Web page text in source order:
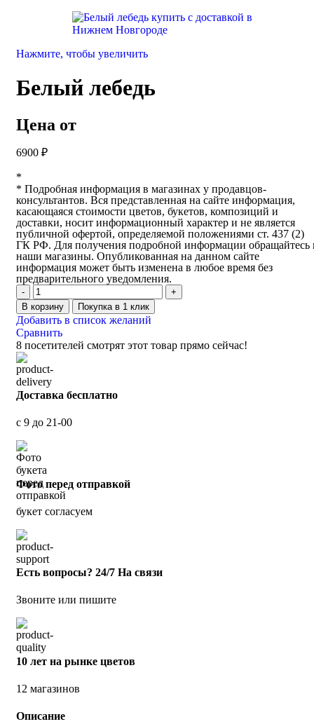
Нажмите, чтобы увеличить
Белый лебедь
Цена от
6900 ₽
*
* Подробная информация в магазинах у продавцов-
консультантов. Вся представленная на сайте информация,
касающаяся стоимости цветов, букетов, композиций и
доставки, носит информационный характер и не является
публичной офертой, определяемой положениями ст. 437 (2)
ГК РФ. Для получения подробной информации обращайтесь
наши магазины. Опубликованная на данном сайте
информация может быть изменена в любое время без
предварительного уведомления.
В корзину Покупка в 1 клик
Добавить в список желаний
Сравнить
8 посетителей смотрят этот товар прямо сейчас!
Доставка бесплатно
с 9 до 21-00
Фото перед отправкой
букет согласуем
Есть вопросы? 24/7 На связи
Звоните или пишите
10 лет на рынке цветов
12 магазинов
Описание